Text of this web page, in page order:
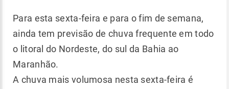
Para esta sexta-feira e para o fim de semana,
ainda tem previsão de chuva frequente em todo
o litoral do Nordeste, do sul da Bahia ao
Maranhão.
A chuva mais volumosa nesta sexta-feira é